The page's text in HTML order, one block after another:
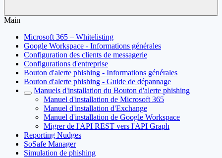
Main
Microsoft 365 – Whitelisting
Google Workspace - Informations générales
Configuration des clients de messagerie
Configurations d'entreprise
Bouton d'alerte phishing - Informations générales
Bouton d'alerte phishing - Guide de dépannage
Manuels d'installation du Bouton d'alerte phishing
Manuel d'installation de Microsoft 365
Manuel d'installation d'Exchange
Manuel d'installation de Google Workspace
Migrer de l'API REST vers l'API Graph
Reporting Nudges
SoSafe Manager
Simulation de phishing